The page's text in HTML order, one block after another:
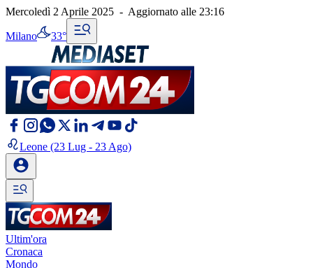
Mercoledì 2 Aprile 2025 - Aggiornato alle 23:16
Milano 33°
Leone (23 Lug - 23 Ago)
Ultim'ora
Cronaca
Mondo